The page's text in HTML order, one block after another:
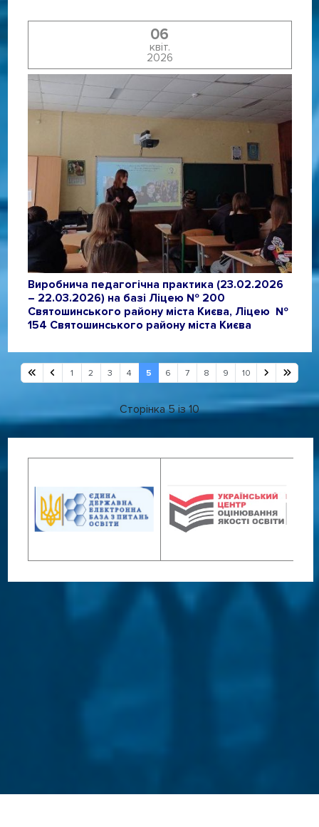
06
квіт.
2026
Виробнича педагогічна практика (23.02.2026
– 22.03.2026) на базі Ліцею № 200
Святошинського району міста Києва, Ліцею №
154 Святошинського району міста Києва
1 2 3 4 5 6 7 8 9 10
Сторінка 5 із 10